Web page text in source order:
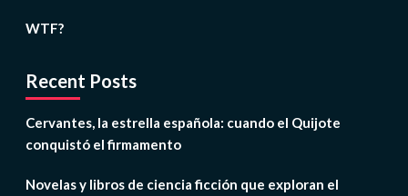
WTF?
Recent Posts
Cervantes, la estrella española: cuando el Quijote
conquistó el firmamento
Novelas y libros de ciencia ficción que exploran el